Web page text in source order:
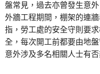
盤常見，過去亦曾發生意
外牆工程期間，棚架的連
指，勞工處的安全守則要
全，每次開工前都要由地
意外涉及多名相關人士有否